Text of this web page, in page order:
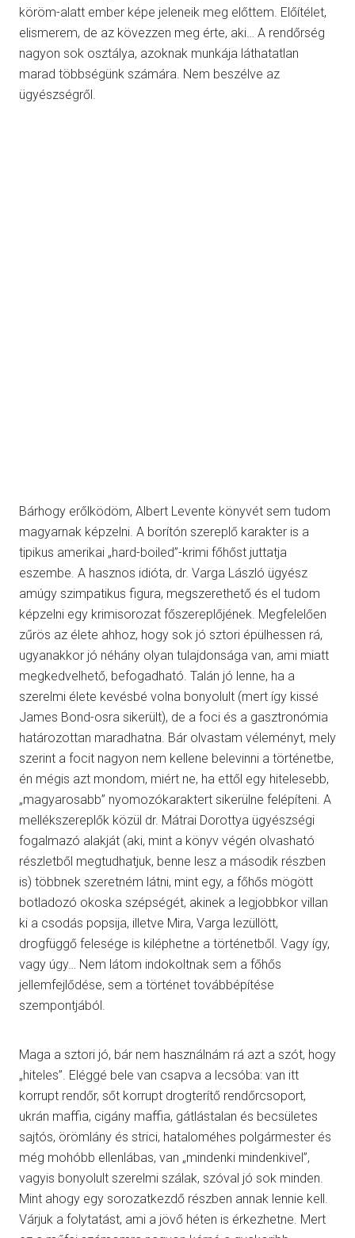
köröm-alatt ember képe jeleneik meg előttem. Előítélet,
elismerem, de az kövezzen meg érte, aki… A rendőrség
nagyon sok osztálya, azoknak munkája láthatatlan
marad többségünk számára. Nem beszélve az
ügyészségről.
Bárhogy erőlködöm, Albert Levente könyvét sem tudom
magyarnak képzelni. A borítón szereplő karakter is a
tipikus amerikai „hard-boiled”-krimi főhőst juttatja
eszembe. A hasznos idióta, dr. Varga László ügyész
amúgy szimpatikus figura, megszerethető és el tudom
képzelni egy krimisorozat főszereplőjének. Megfelelően
zűrös az élete ahhoz, hogy sok jó sztori épülhessen rá,
ugyanakkor jó néhány olyan tulajdonsága van, ami miatt
megkedvelhető, befogadható. Talán jó lenne, ha a
szerelmi élete kevésbé volna bonyolult (mert így kissé
James Bond-osra sikerült), de a foci és a gasztronómia
határozottan maradhatna. Bár olvastam véleményt, mely
szerint a focit nagyon nem kellene belevinni a történetbe,
én mégis azt mondom, miért ne, ha ettől egy hitelesebb,
„magyarosabb” nyomozókaraktert sikerülne felépíteni. A
mellékszereplők közül dr. Mátrai Dorottya ügyészségi
fogalmazó alakját (aki, mint a könyv végén olvasható
részletből megtudhatjuk, benne lesz a második részben
is) többnek szeretném látni, mint egy, a főhős mögött
botladozó okoska szépségét, akinek a legjobbkor villan
ki a csodás popsija, illetve Mira, Varga lezüllött,
drogfüggő felesége is kiléphetne a történetből. Vagy így,
vagy úgy… Nem látom indokoltnak sem a főhős
jellemfejlődése, sem a történet továbbépítése
szempontjából.
Maga a sztori jó, bár nem használnám rá azt a szót, hogy
„hiteles”. Eléggé bele van csapva a lecsóba: van itt
korrupt rendőr, sőt korrupt drogterítő rendőrcsoport,
ukrán maffia, cigány maffia, gátlástalan és becsületes
sajtós, örömlány és strici, hataloméhes polgármester és
még mohóbb ellenlábas, van „mindenki mindenkivel”,
vagyis bonyolult szerelmi szálak, szóval jó sok minden.
Mint ahogy egy sorozatkezdő részben annak lennie kell.
Várjuk a folytatást, ami a jövő héten is érkezhetne. Mert